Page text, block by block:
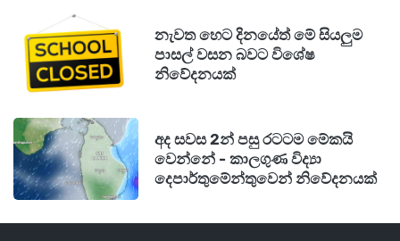
නැවත හෙට දිනයේත් මේ සියලුම
පාසල් වසන බවට විශේෂ
නිවේදනයක්
අද සවස 2න් පසු රටටම මේකයි
වෙන්නේ - කාලගුණ විද්‍යා
දෙපාර්තුමේන්තුවෙන් නිවේදනයක්